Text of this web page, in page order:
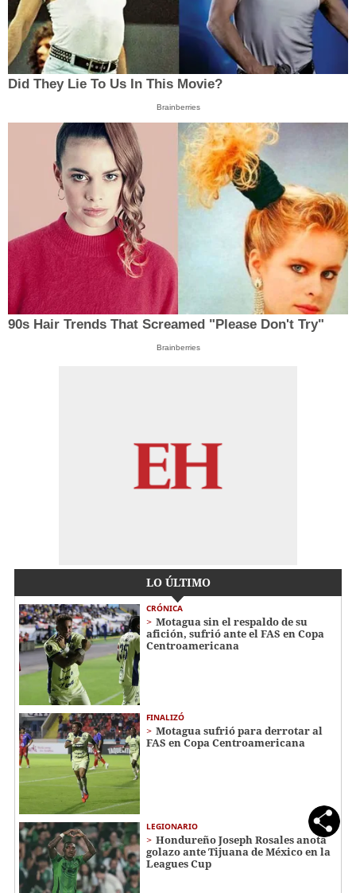
Did They Lie To Us In This Movie?
Brainberries
90s Hair Trends That Screamed "Please Don't Try"
Brainberries
LO ÚLTIMO
CRÓNICA
Motagua sin el respaldo de su
afición, sufrió ante el FAS en Copa
Centroamericana
FINALIZÓ
Motagua sufrió para derrotar al
FAS en Copa Centroamericana
LEGIONARIO
Hondureño Joseph Rosales anota
golazo ante Tijuana de México en la
Leagues Cup